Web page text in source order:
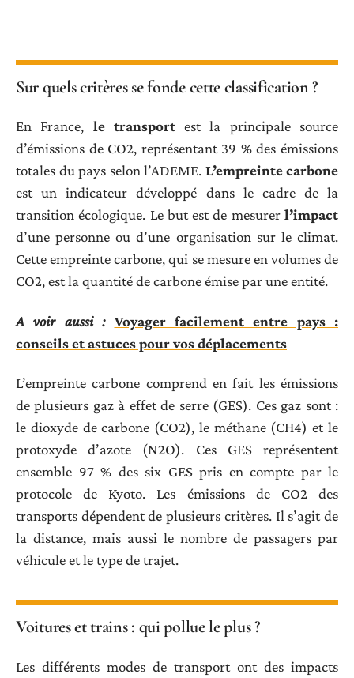
Sur quels critères se fonde cette classification ?
En France, le transportest la principale source
d’émissions de CO2, représentant 39 % des émissions
totales du pays selon l’ADEME. L’empreinte carbone
est un indicateur développé dans le cadre de la
transition écologique. Le but est de mesurer l’impact
d’une personne ou d’une organisation sur le climat.
Cette empreinte carbone, qui se mesure en volumes de
CO2, est la quantité de carbone émise par une entité.
A voir aussi : Voyager facilement entre pays :
conseils et astuces pour vos déplacements
L’empreinte carbone comprend en fait les émissions
de plusieurs gaz à effet de serre (GES). Ces gaz sont :
le dioxyde de carbone (CO2), le méthane (CH4) et le
protoxyde d’azote (N2O). Ces GES représentent
ensemble 97 % des six GES pris en compte par le
protocole de Kyoto. Les émissions de CO2 des
transports dépendent de plusieurs critères. Il s’agit de
la distance, mais aussi le nombre de passagers par
véhicule et le type de trajet.
Voitures et trains : qui pollue le plus ?
Les différents modes de transport ont des impacts